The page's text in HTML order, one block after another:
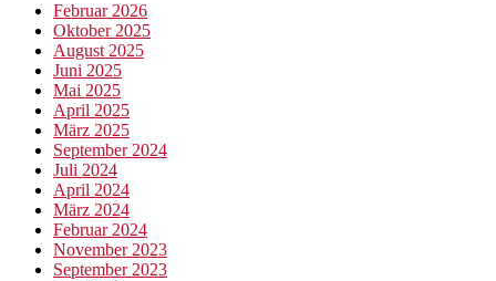
Februar 2026
Oktober 2025
August 2025
Juni 2025
Mai 2025
April 2025
März 2025
September 2024
Juli 2024
April 2024
März 2024
Februar 2024
November 2023
September 2023